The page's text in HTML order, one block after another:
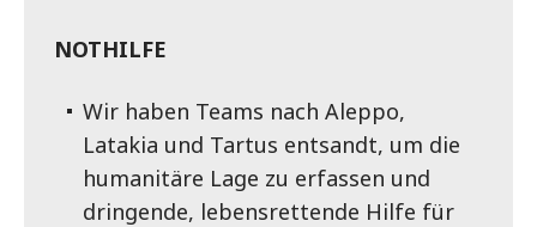
NOTHILFE
Wir haben Teams nach Aleppo,
Latakia und Tartus entsandt, um die
humanitäre Lage zu erfassen und
dringende, lebensrettende Hilfe für